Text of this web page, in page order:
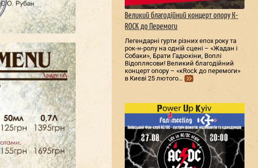
Великий благодійний концерт опору К-
ROCK до Перемоги
Легендарні гурти різних епох року та
рок-н-ролу на одній сцені – «Жадан і
Собаки», Брати Гадюкіни, Воплі
Відоплясови! Великий благодійний
концерт опору – «кRock до перемоги»
в Києві 25 лютого…